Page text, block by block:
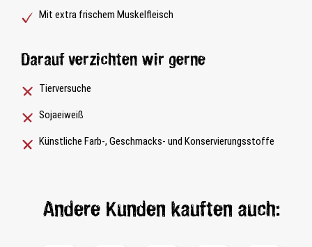
Mit extra frischem Muskelfleisch
Darauf verzichten wir gerne
Tierversuche
Sojaeiweiß
Künstliche Farb-, Geschmacks- und Konservierungsstoffe
Andere Kunden kauften auch: